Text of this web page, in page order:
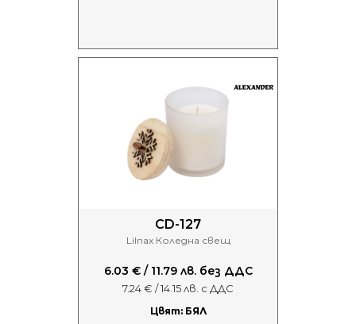
CD-127
Lilnax Коледна свещ
6.03 € / 11.79 лв. без ДДС
7.24 € / 14.15 лв. с ДДС
Цвят: БЯЛ